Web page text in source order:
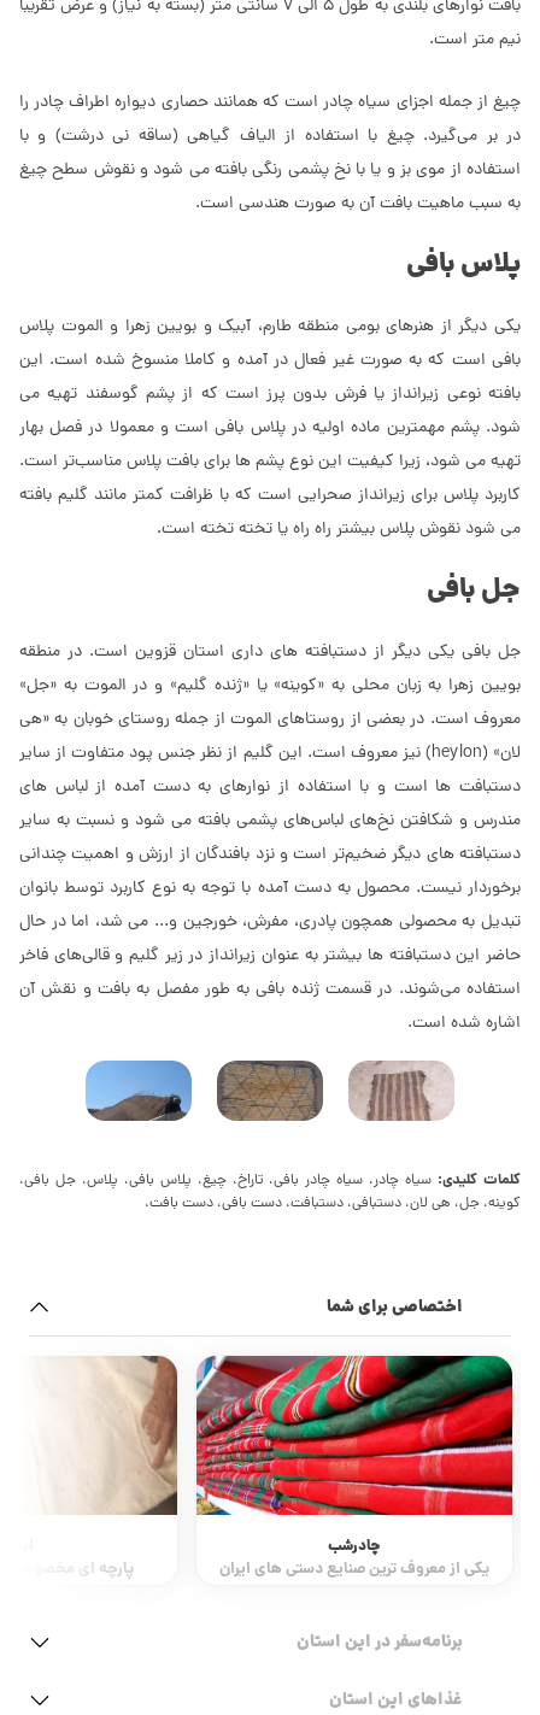
بافت نوارهای بلندی به طول 5 الی 7 سانتی متر (بسته به نیاز) و عرض تقریبا
نیم متر است.
چیغ از جمله اجزای سیاه چادر است که همانند حصاری دیواره اطراف چادر را
در بر می‌گیرد. چیغ با استفاده از الیاف گیاهی (ساقه نی درشت) و با
استفاده از موی بز و یا با نخ پشمی رنگی بافته می شود و نقوش سطح چیغ
به سبب ماهیت بافت آن به صورت هندسی است.
پلاس بافی
یکی دیگر از هنرهای بومی منطقه طارم، آبیک و بویین زهرا و الموت پلاس
بافی است که به صورت غیر فعال در آمده و کاملا منسوخ شده است. این
بافته نوعی زیرانداز یا فرش بدون پرز است که از پشم گوسفند تهیه می
شود. پشم مهمترین ماده اولیه در پلاس بافی است و معمولا در فصل بهار
تهیه می شود، زیرا کیفیت این نوع پشم ها برای بافت پلاس مناسب‌تر است.
کاربرد پلاس برای زیرانداز صحرایی است که با ظرافت کمتر مانند گلیم بافته
می شود نقوش پلاس بیشتر راه راه یا تخته تخته است.
جل بافی
جل بافی یکی دیگر از دستبافته های داری استان قزوین است. در منطقه
بویین زهرا به زبان محلی به «کوینه» یا «ژنده گلیم» و در الموت به «جل»
معروف است. در بعضی از روستاهای الموت از جمله روستای خوبان به «هی
لان» (heylon) نیز معروف است. این گلیم از نظر جنس پود متفاوت از سایر
دستبافت ها است و با استفاده از نوارهای به دست آمده از لباس های
مندرس و شکافتن نخ‌های لباس‌های پشمی بافته می شود و نسبت به سایر
دستبافته های دیگر ضخیم‌تر است و نزد بافندگان از ارزش و اهمیت چندانی
برخوردار نیست. محصول به دست آمده با توجه به نوع کاربرد توسط بانوان
تبدیل به محصولی همچون پادری، مفرش، خورجین و... می شد، اما در حال
حاضر این دستبافته ها بیشتر به عنوان زیرانداز در زیر گلیم و قالی‌های فاخر
استفاده می‌شوند. در قسمت ژنده بافی به طور مفصل به بافت و نقش آن
اشاره شده است.
کلمات کلیدی: سیاه چادر، سیاه چادر بافی، تاراخ، چیغ، پلاس بافی، پلاس، جل بافی،
کوینه، جل، هی لان، دستبافی، دستبافت، دست بافی، دست بافت،
اختصاصی برای شما
چادرشب
یکی از معروف ترین صنایع دستی های ایران پارچه ای مخصوص
برنامه‌سفر‌ در این استان
غذاهای این استان